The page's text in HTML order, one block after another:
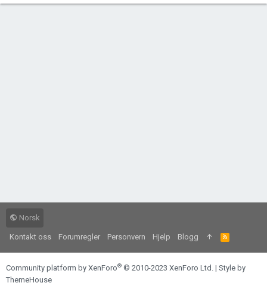
Norsk
Kontakt oss Forumregler Personvern Hjelp Blogg
R
S
S
Community platform by XenForo® © 2010-2023 XenForo Ltd. | Style by
ThemeHouse